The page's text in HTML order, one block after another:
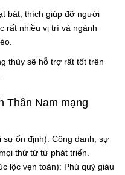
bát, thích giúp đỡ người
rất nhiều vị trí và ngành
thủy sẽ hỗ trợ rất tốt trên
Thân Nam mạng
sự ổn định): Công danh, sự
thứ từ từ phát triển.
lộc vẹn toàn): Phú quý giàu